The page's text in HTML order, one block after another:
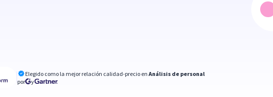
Elegido como la mejor relación calidad-precio enAnálisis de personal
por
y